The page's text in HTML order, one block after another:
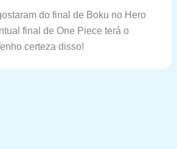
do final de Boku no Hero
final de One Piece terá o
certeza disso!